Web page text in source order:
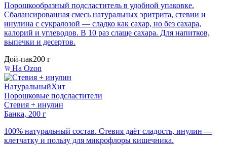
Порошкообразный подсластитель в удобной упаковке.
Сбалансированная смесь натуральных эритрита, стевии и
инулина с сукралозой — сладко как сахар, но без сахара,
калорий и углеводов. В 10 раз слаще сахара. Для напитков,
выпечки и десертов.
Дой-пак200 г
На Ozon
НатуральныйХит
Порошковые подсластители
Стевия + инулин
Банка, 200 г
100% натуральный состав. Стевия даёт сладость, инулин —
клетчатку и пользу для микрофлоры кишечника.